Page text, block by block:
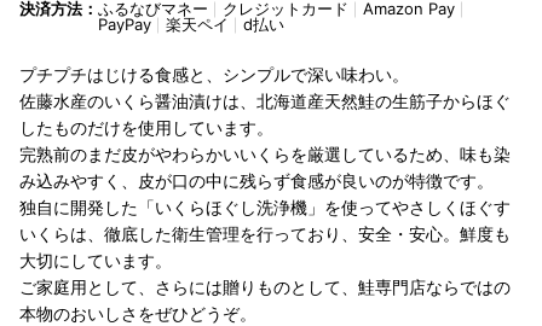
決済方法： ふるなびマネー クレジットカード
Amazon Pay
PayPay
楽天ペイ d払い
プチプチはじける食感と、シンプルで深い味わい。
佐藤水産のいくら醤油漬けは、北海道産天然鮭の生筋子からほぐ
したものだけを使用しています。
完熟前のまだ皮がやわらかいいくらを厳選しているため、味も染
み込みやすく、皮が口の中に残らず食感が良いのが特徴です。
独自に開発した「いくらほぐし洗浄機」を使ってやさしくほぐす
いくらは、徹底した衛生管理を行っており、安全・安心。鮮度も
大切にしています。
ご家庭用として、さらには贈りものとして、鮭専門店ならではの
本物のおいしさをぜひどうぞ。